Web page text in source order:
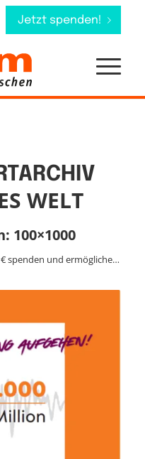
Jetzt spenden!
WELT
100×1000
spenden und ermögliche…